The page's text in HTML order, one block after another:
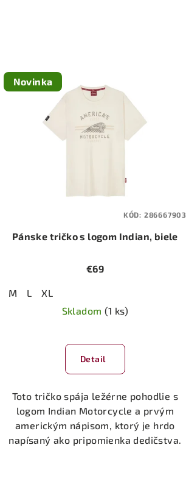
Novinka
Pánske tričko s logom Indian, biele
€69
M L
XL
Skladom (1 ks)
Detail
Toto tričko spája ležérne pohodlie s
logom Indian Motorcycle a prvým
americkým nápisom, ktorý je hrdo
napísaný ako pripomienka dedičstva.
KÓD: 286667903